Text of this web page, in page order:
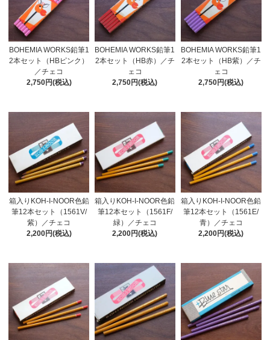
BOHEMIA WORKS鉛筆1
2本セット（HBピンク）
／チェコ
2,750円(税込)
BOHEMIA WORKS鉛筆1
2本セット（HB赤）／チ
ェコ
2,750円(税込)
BOHEMIA WORKS鉛筆1
2本セット（HB紫）／チ
ェコ
2,750円(税込)
箱入りKOH-I-NOOR色鉛
筆12本セット（1561V/
紫）／チェコ
2,200円(税込)
箱入りKOH-I-NOOR色鉛
筆12本セット（1561F/
緑）／チェコ
2,200円(税込)
箱入りKOH-I-NOOR色鉛
筆12本セット（1561E/
青）／チェコ
2,200円(税込)